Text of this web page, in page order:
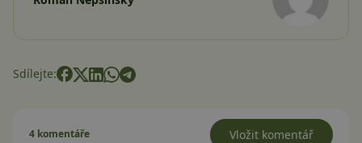
Sdílejte:
4 komentáře Vložit komentář